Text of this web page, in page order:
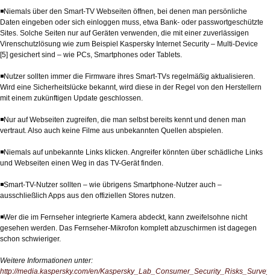
◾Niemals über den Smart-TV Webseiten öffnen, bei denen man persönliche
Daten eingeben oder sich einloggen muss, etwa Bank- oder passwortgeschützte
Sites. Solche Seiten nur auf Geräten verwenden, die mit einer zuverlässigen
Virenschutzlösung wie zum Beispiel Kaspersky Internet Security – Multi-Device
[5] gesichert sind – wie PCs, Smartphones oder Tablets.
◾Nutzer sollten immer die Firmware ihres Smart-TVs regelmäßig aktualisieren.
Wird eine Sicherheitslücke bekannt, wird diese in der Regel von den Herstellern
mit einem zukünftigen Update geschlossen.
◾Nur auf Webseiten zugreifen, die man selbst bereits kennt und denen man
vertraut. Also auch keine Filme aus unbekannten Quellen abspielen.
◾Niemals auf unbekannte Links klicken. Angreifer könnten über schädliche Links
und Webseiten einen Weg in das TV-Gerät finden.
◾Smart-TV-Nutzer sollten – wie übrigens Smartphone-Nutzer auch –
ausschließlich Apps aus den offiziellen Stores nutzen.
◾Wer die im Fernseher integrierte Kamera abdeckt, kann zweifelsohne nicht
gesehen werden. Das Fernseher-Mikrofon komplett abzuschirmen ist dagegen
schon schwieriger.
Weitere Informationen unter:
http://media.kaspersky.com/en/